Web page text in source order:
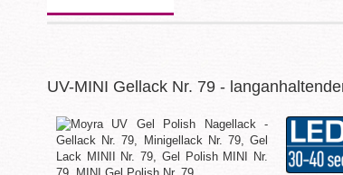
UV-MINI Gellack Nr. 79 -